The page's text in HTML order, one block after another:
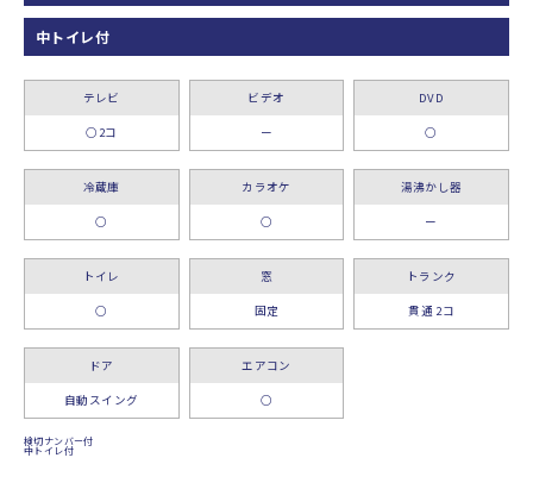
中トイレ付
テレビ
○2コ
ビデオ
ー
DVD
○
冷蔵庫
○
カラオケ
○
湯沸かし器
ー
トイレ
○
窓
固定
トランク
貫通 2コ
ドア
自動スイング
エアコン
○
検切ナンバー付
中トイレ付